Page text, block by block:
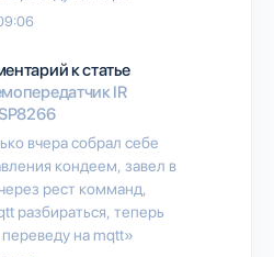
к статье
IR
вчера собрал себе
кондеем, завел в
рест комманд,
разбираться, теперь
на mqtt»